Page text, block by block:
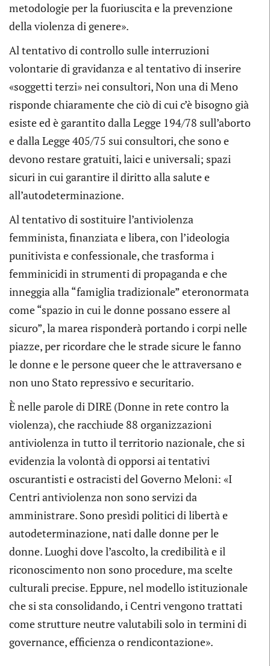
metodologie per la fuoriuscita e la prevenzione
della violenza di genere».
Al tentativo di controllo sulle interruzioni
volontarie di gravidanza e al tentativo di inserire
«soggetti terzi» nei consultori, Non una di Meno
risponde chiaramente che ciò di cui c’è bisogno già
esiste ed è garantito dalla Legge 194/78 sull’aborto
e dalla Legge 405/75 sui consultori, che sono e
devono restare gratuiti, laici e universali; spazi
sicuri in cui garantire il diritto alla salute e
all’autodeterminazione.
Al tentativo di sostituire l’antiviolenza
femminista, finanziata e libera, con l’ideologia
punitivista e confessionale, che trasforma i
femminicidi in strumenti di propaganda e che
inneggia alla “famiglia tradizionale” eteronormata
come “spazio in cui le donne possano essere al
sicuro”, la marea risponderà portando i corpi nelle
piazze, per ricordare che le strade sicure le fanno
le donne e le persone queer che le attraversano e
non uno Stato repressivo e securitario.
È nelle parole di DIRE (Donne in rete contro la
violenza), che racchiude 88 organizzazioni
antiviolenza in tutto il territorio nazionale, che si
evidenzia la volontà di opporsi ai tentativi
oscurantisti e ostracisti del Governo Meloni: «I
Centri antiviolenza non sono servizi da
amministrare. Sono presìdi politici di libertà e
autodeterminazione, nati dalle donne per le
donne. Luoghi dove l’ascolto, la credibilità e il
riconoscimento non sono procedure, ma scelte
culturali precise. Eppure, nel modello istituzionale
che si sta consolidando, i Centri vengono trattati
come strutture neutre valutabili solo in termini di
governance, efficienza o rendicontazione».